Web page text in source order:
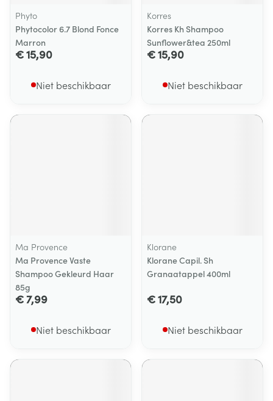
Phyto
Phytocolor 6.7 Blond Fonce
Marron
€ 15,90
Niet beschikbaar
Korres
Korres Kh Shampoo
Sunflower&tea 250ml
€ 15,90
Niet beschikbaar
Ma Provence
Ma Provence Vaste
Shampoo Gekleurd Haar
85g
€ 7,99
Niet beschikbaar
Klorane
Klorane Capil. Sh
Granaatappel 400ml
€ 17,50
Niet beschikbaar